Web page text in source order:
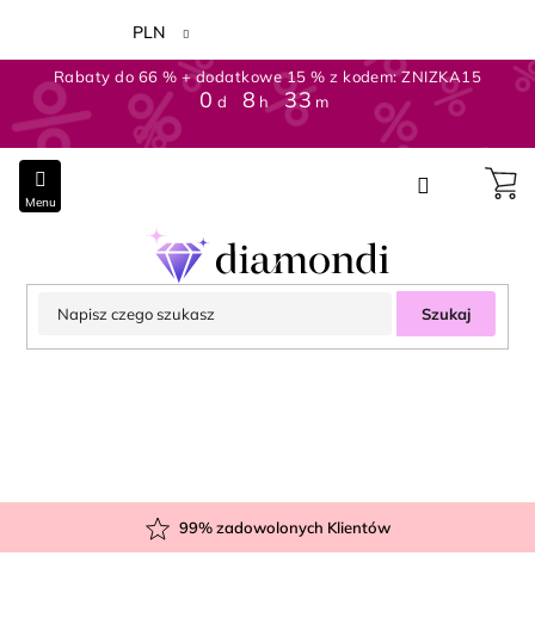
treści
Rabaty do 66 % + dodatkowe 15 % z kodem: ZNIZKA15
0 d 8 h :32 m
PLN
Szukaj
99% zadowolonych Klientów